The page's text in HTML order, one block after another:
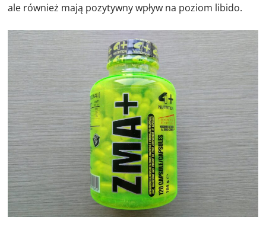
ale również mają pozytywny wpływ na poziom libido.